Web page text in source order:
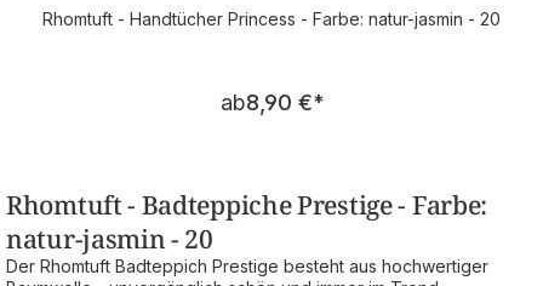
Rhomtuft - Handtücher Princess - Farbe: natur-jasmin - 20
Regulärer Preis:
ab8,90 €*
Rhomtuft - Badteppiche Prestige - Farbe:
natur-jasmin - 20
Der Rhomtuft Badteppich Prestige besteht aus hochwertiger